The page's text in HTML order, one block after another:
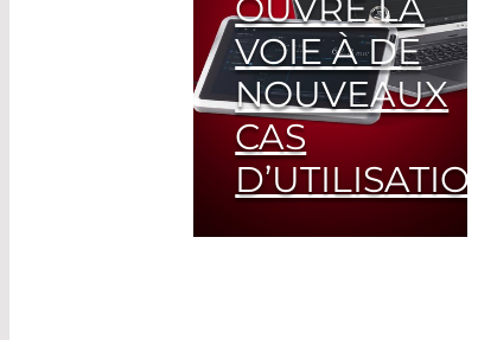
VOIE À DE
NOUVEAUX
CAS
D’UTILISATION